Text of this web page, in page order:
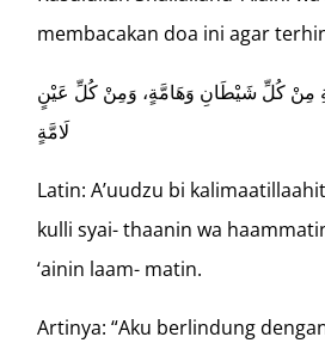
membacakan doa ini agar
مِنْ كُلِّ شَيْطَانِ وَهَامَّةٍ، وَمِنْ كُلِّ عَيْنٍ
لَامَّةٍ
Latin: A’uudzu bi
kulli syai- thaanin wa
‘ainin laam- matin.
Artinya: “Aku berlindung